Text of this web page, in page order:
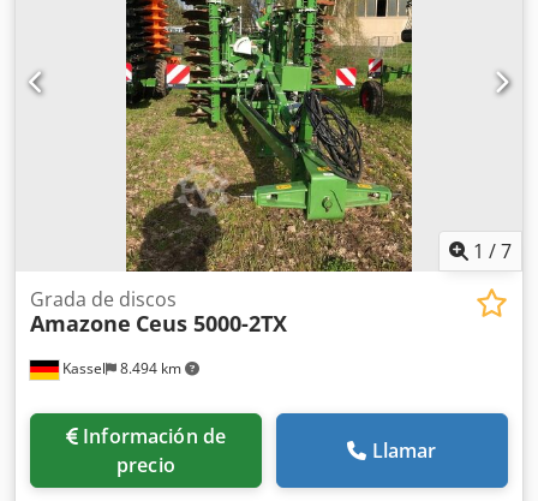
1 /7
Kassel 8.494 km
Grada de discos
Amazone Ceus 5000-2TX
Información de
precio
Llamar